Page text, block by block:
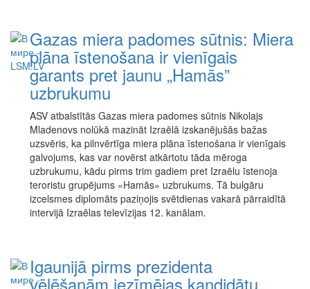
Gazas miera padomes sūtnis: Miera
plāna īstenošana ir vienīgais
garants pret jaunu „Hamās”
uzbrukumu
ASV atbalstītās Gazas miera padomes sūtnis Nikolajs
Mladenovs nolūkā mazināt Izraēlā izskanējušās bažas
uzsvēris, ka pilnvērtīga miera plāna īstenošana ir vienīgais
galvojums, kas var novērst atkārtotu tāda mēroga
uzbrukumu, kādu pirms trim gadiem pret Izraēlu īstenoja
teroristu grupējums «Hamās» uzbrukums. Tā bulgāru
izcelsmes diplomāts paziņojis svētdienas vakarā pārraidītā
intervijā Izraēlas televīzijas 12. kanālam.
Igaunijā pirms prezidenta
vēlēšanām iezīmējas kandidātu